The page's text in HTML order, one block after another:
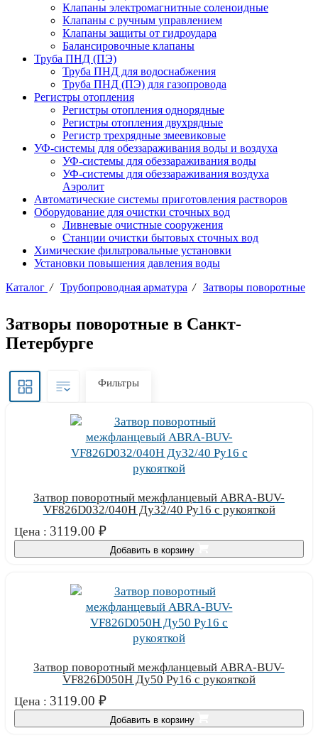
Клапаны электромагнитные соленоидные
Клапаны с ручным управлением
Клапаны защиты от гидроудара
Балансировочные клапаны
Труба ПНД (ПЭ)
Труба ПНД для водоснабжения
Труба ПНД (ПЭ) для газопровода
Регистры отопления
Регистры отопления однорядные
Регистры отопления двухрядные
Регистр трехрядные змеевиковые
УФ-системы для обеззараживания воды и воздуха
УФ-системы для обеззараживания воды
УФ-системы для обеззараживания воздуха
Аэролит
Автоматические системы приготовления растворов
Оборудование для очистки сточных вод
Ливневые очистные сооружения
Станции очистки бытовых сточных вод
Химические фильтровальные установки
Установки повышения давления воды
Каталог / Трубопроводная арматура / Затворы поворотные
Затворы поворотные в Санкт-
Петербурге
Фильтры
Затвор поворотный межфланцевый ABRA-BUV-
VF826D032/040H Ду32/40 Ру16 с рукояткой
Цена : 3119.00 ₽
Добавить в корзину
Затвор поворотный межфланцевый ABRA-BUV-
VF826D050H Ду50 Ру16 с рукояткой
Цена : 3119.00 ₽
Добавить в корзину